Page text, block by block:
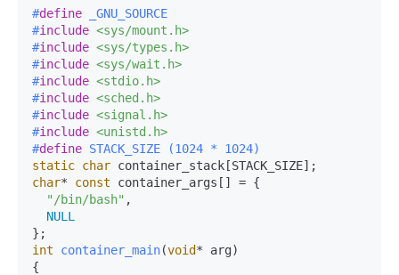
#define _GNU_SOURCE
#include <sys/mount.h>
#include <sys/types.h>
#include <sys/wait.h>
#include <stdio.h>
#include <sched.h>
#include <signal.h>
#include <unistd.h>
#define STACK_SIZE (1024 * 1024)
static char
char* const container_args[] = {
"/bin/bash" ,
NULL
int
container_main(void* arg)
{